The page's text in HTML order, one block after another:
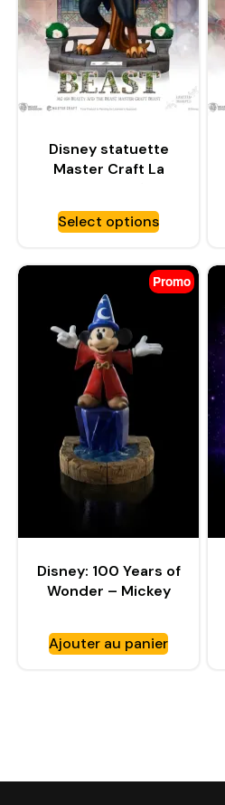
Disney statuette
Master Craft La
Beast – BEAST
KINGDOM
Select options
Promo
Disney: 100 Years of
Wonder – Mickey
Statue – IRON
STUDIOS
Ajouter au panier